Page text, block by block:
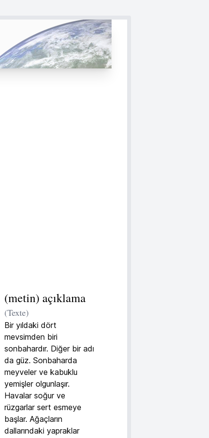
(metin) açıklama
(Texte)
Bir yıldaki dört
mevsimden biri
sonbahardır. Diğer bir adı
da güz. Sonbaharda
meyveler ve kabuklu
yemişler olgunlaşır.
Havalar soğur ve
rüzgarlar sert esmeye
başlar. Ağaçların
dallarındaki yapraklar